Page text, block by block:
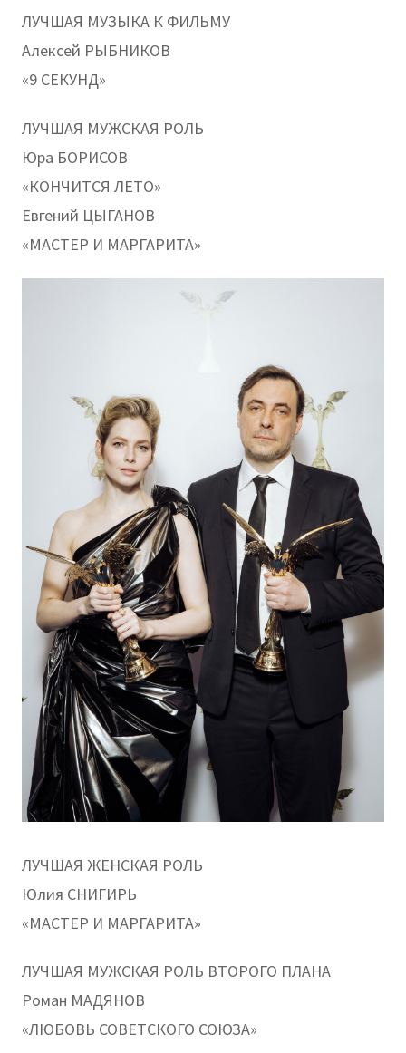
ЛУЧШАЯ МУЗЫКА К ФИЛЬМУ
Алексей РЫБНИКОВ
«9 СЕКУНД»
ЛУЧШАЯ МУЖСКАЯ РОЛЬ
Юра БОРИСОВ
«КОНЧИТСЯ ЛЕТО»
Евгений ЦЫГАНОВ
«МАСТЕР И МАРГАРИТА»
ЛУЧШАЯ ЖЕНСКАЯ РОЛЬ
Юлия СНИГИРЬ
«МАСТЕР И МАРГАРИТА»
ЛУЧШАЯ МУЖСКАЯ РОЛЬ ВТОРОГО ПЛАНА
Роман МАДЯНОВ
«ЛЮБОВЬ СОВЕТСКОГО СОЮЗА»